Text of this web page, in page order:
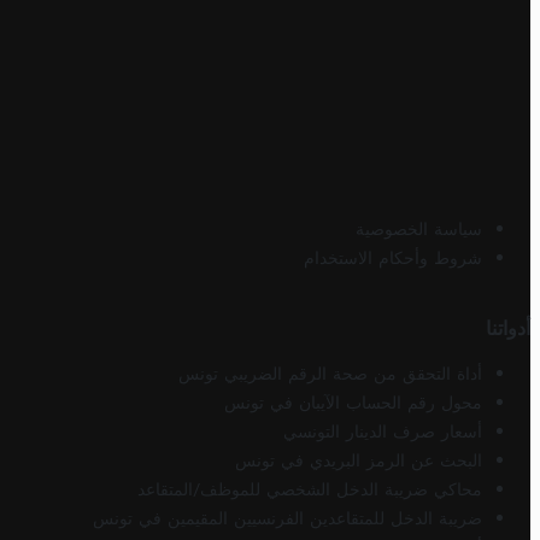
سياسة الخصوصية
شروط وأحكام الاستخدام
أدواتنا
أداة التحقق من صحة الرقم الضريبي تونس
محول رقم الحساب الآيبان في تونس
أسعار صرف الدينار التونسي
البحث عن الرمز البريدي في تونس
محاكي ضريبة الدخل الشخصي للموظف/المتقاعد
ضريبة الدخل للمتقاعدين الفرنسيين المقيمين في تونس